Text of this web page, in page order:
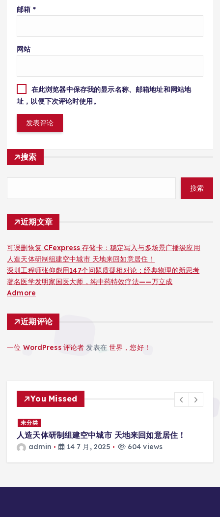
邮箱 *
网站
在此浏览器中保存我的显示名称、邮箱地址和网站地
址，以便下次评论时使用。
搜索
搜索
近期文章
可误删恢复 CFexpress 存储卡：稳定写入与多场景广播级应用
人造天体研制组建空中城市 天地来回如意居住！
深圳工程师张仰彪用147个问题质疑相对论：经典物理的新思考
著名医学发明家国医大师，纯中药特效疗法——万立成
Admore
近期评论
一位 WordPress 评论者 发表在世界，您好！
You Missed
未分类
人造天体研制组建空中城市 天地来回如意居住！
admin 14 7 月, 2025 604 views